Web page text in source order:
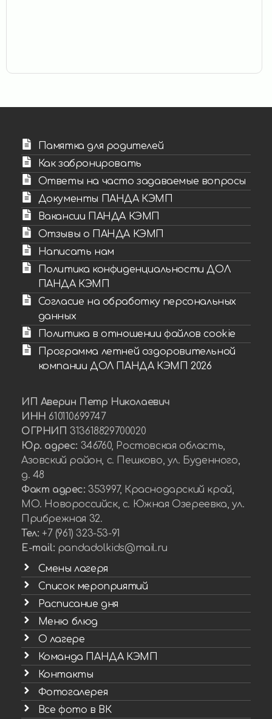
Памятка для родителей
Как забронировать
Ответы на часто задаваемые вопросы
Документы ПАНДА КЭМП
Вакансии ПАНДА КЭМП
Отзывы о ПАНДА КЭМП
Написать нам
Политика конфиденциальности ДОЛ
ПАНДА КЭМП
Согласие на обработку персональных
данных
Политика в отношении файлов cookie
Программа летней оздоровительной
компании ДОЛ ПАНДА КЭМП 2026
ИП Аверин Петр Николаевич
ИНН 610110699747
ОГРНИП 313618829700020
Юр. адрес: 346760, Ростовская область,
Азовский район, с. Пешково, ул. Буденного,
д. 48
Факт адрес: 353997, Краснодарский край,
МО. Новороссийск, с. Южная Озереевка, ул.
Прибрежная 32.
Тел: +7 (961) 323-53-91
E-mail: pandadolkids@mail.ru
Смены лагеря
Список мероприятий
Расписание дня
Меню блюд
О лагере
Команда ПАНДА КЭМП
Контакты
Фотогалерея
Все фото в ВК